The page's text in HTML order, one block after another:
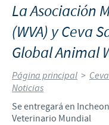
La Asociación
(WVA) y Ceva
Global Animal
Página principal >
Noticias
Se entregará en
Veterinario Mundial